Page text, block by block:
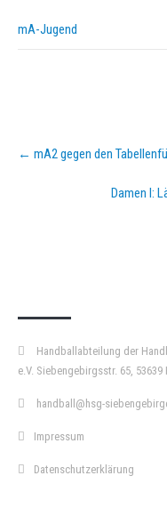
mA-Jugend
Post
navigation
← mA2 gegen den
Damen I:
Handballabteilung der
e.V. Siebengebirgsstr. 65,
handball@hsg-
Impressum
Datenschutzerklärung